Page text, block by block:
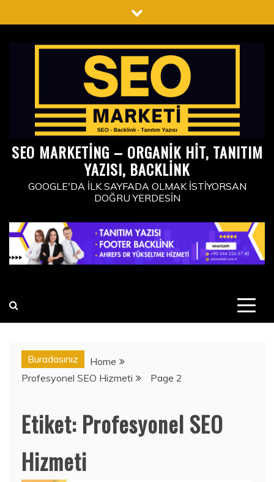
to
SEO MARKETING – ORGANIK HIT, TANITIM
YAZISI, BACKLINK
GOOGLE'DA İLK SAYFADA OLMAK İSTIYORSAN
DOĞRU YERDESIN
Buradasınız
Home
Profesyonel SEO Hizmeti
Page 2
Etiket: Profesyonel SEO
Hizmeti